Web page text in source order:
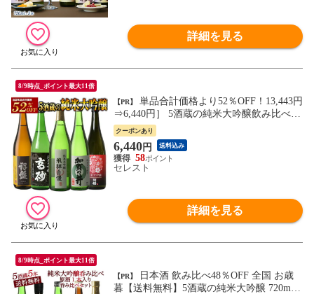
詳細を見る
8/9時点_ポイント最大11倍
【PR】
⇒6,440円］ 5酒蔵の純米大吟醸飲み比べ72
0ml 5本組セット[JS32]【送料無料】［常
温］ 【7営業日以内に出荷】
クーポンあり
6,440円 送料込み
58
セレスト
詳細を見る
8/9時点_ポイント最大11倍
【PR】
暮【送料無料】5酒蔵の純米大吟醸 720ml 5